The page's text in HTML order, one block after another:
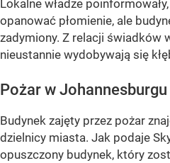
Lokalne władze
opanować płomienie, ale
zadymiony. Z relacji świadków
nieustannie wydobywają się
Pożar w Johannesburgu
Budynek zajęty przez pożar
dzielnicy miasta. Jak podaje
opuszczony budynek, który